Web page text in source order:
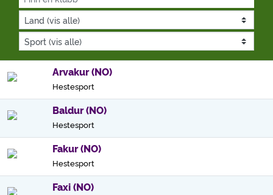
Arvakur (NO)
Hestesport
Baldur (NO)
Hestesport
Fakur (NO)
Hestesport
Faxi (NO)